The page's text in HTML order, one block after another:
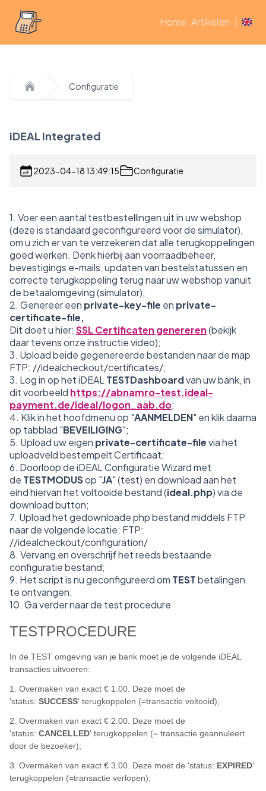
Home Artikelen
Home
Configuratie
iDEAL Integrated
2023-04-18 13:49:15 Configuratie
1. Voer een aantal testbestellingen uit in uw webshop
(deze is standaard geconfigureerd voor de simulator),
om u zich er van te verzekeren dat alle terugkoppelingen
goed werken. Denk hierbij aan voorraadbeheer,
bevestigings e-mails, updaten van bestelstatussen en
correcte terugkoppeling terug naar uw webshop vanuit
de betaalomgeving (simulator);
2. Genereer een private-key-file en private-
certificate-file,
Dit doet u hier: SSL Certificaten genereren(bekijk
daar tevens onze instructie video);
3. Upload beide gegenereerde bestanden naar de map
FTP: //idealcheckout/certificates/;
3. Log in op het iDEAL TESTDashboardvan uw bank, in
dit voorbeeld https://abnamro-test.ideal-
payment.de/ideal/logon_aab.do;
4. Klik in het hoofdmenu op "AANMELDEN" en klik daarna
op tabblad "BEVEILIGING";
5. Upload uw eigen private-certificate-filevia het
uploadveld bestempelt Certificaat;
6. Doorloop de iDEAL Configuratie Wizard met
de TESTMODUSop "JA" (test) en download aan het
eind hiervan het voltooide bestand (ideal.php) via de
download button;
7. Upload het gedownloade php bestand middels FTP
naar de volgende locatie: FTP:
//idealcheckout/configuration/
8. Vervang en overschrijf het reeds bestaande
configuratie bestand;
9. Het script is nu geconfigureerd om TESTbetalingen
te ontvangen;
10. Ga verder naar de test procedure
TESTPROCEDURE
In de TEST omgeving van je bank moet je de volgende iDEAL
transacties uitvoeren:
1. Overmaken van exact € 1.00. Deze moet de
'status: SUCCESS' terugkoppelen (=transactie voltooid);
2. Overmaken van exact € 2.00. Deze moet de
'status: CANCELLED' terugkoppelen (= transactie geannuleert
door de bezoeker);
3. Overmaken van exact € 3.00. Deze moet de 'status: EXPIRED'
terugkoppelen (=transactie verlopen);